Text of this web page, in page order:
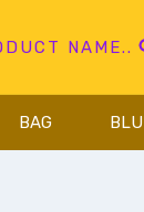
NAME..
BAG